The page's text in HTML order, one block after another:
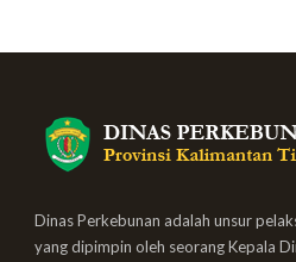
Dinas Perkebunan adalah unsur
yang dipimpin oleh seorang Kepala